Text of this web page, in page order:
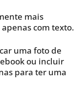
mais
com texto.
uma foto de
ou incluir
para ter uma